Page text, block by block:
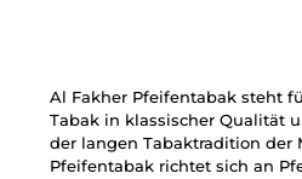
Al Fakher Pfeifentabak steht
Tabak in klassischer Qualität
der langen Tabaktradition der
Pfeifentabak richtet sich an